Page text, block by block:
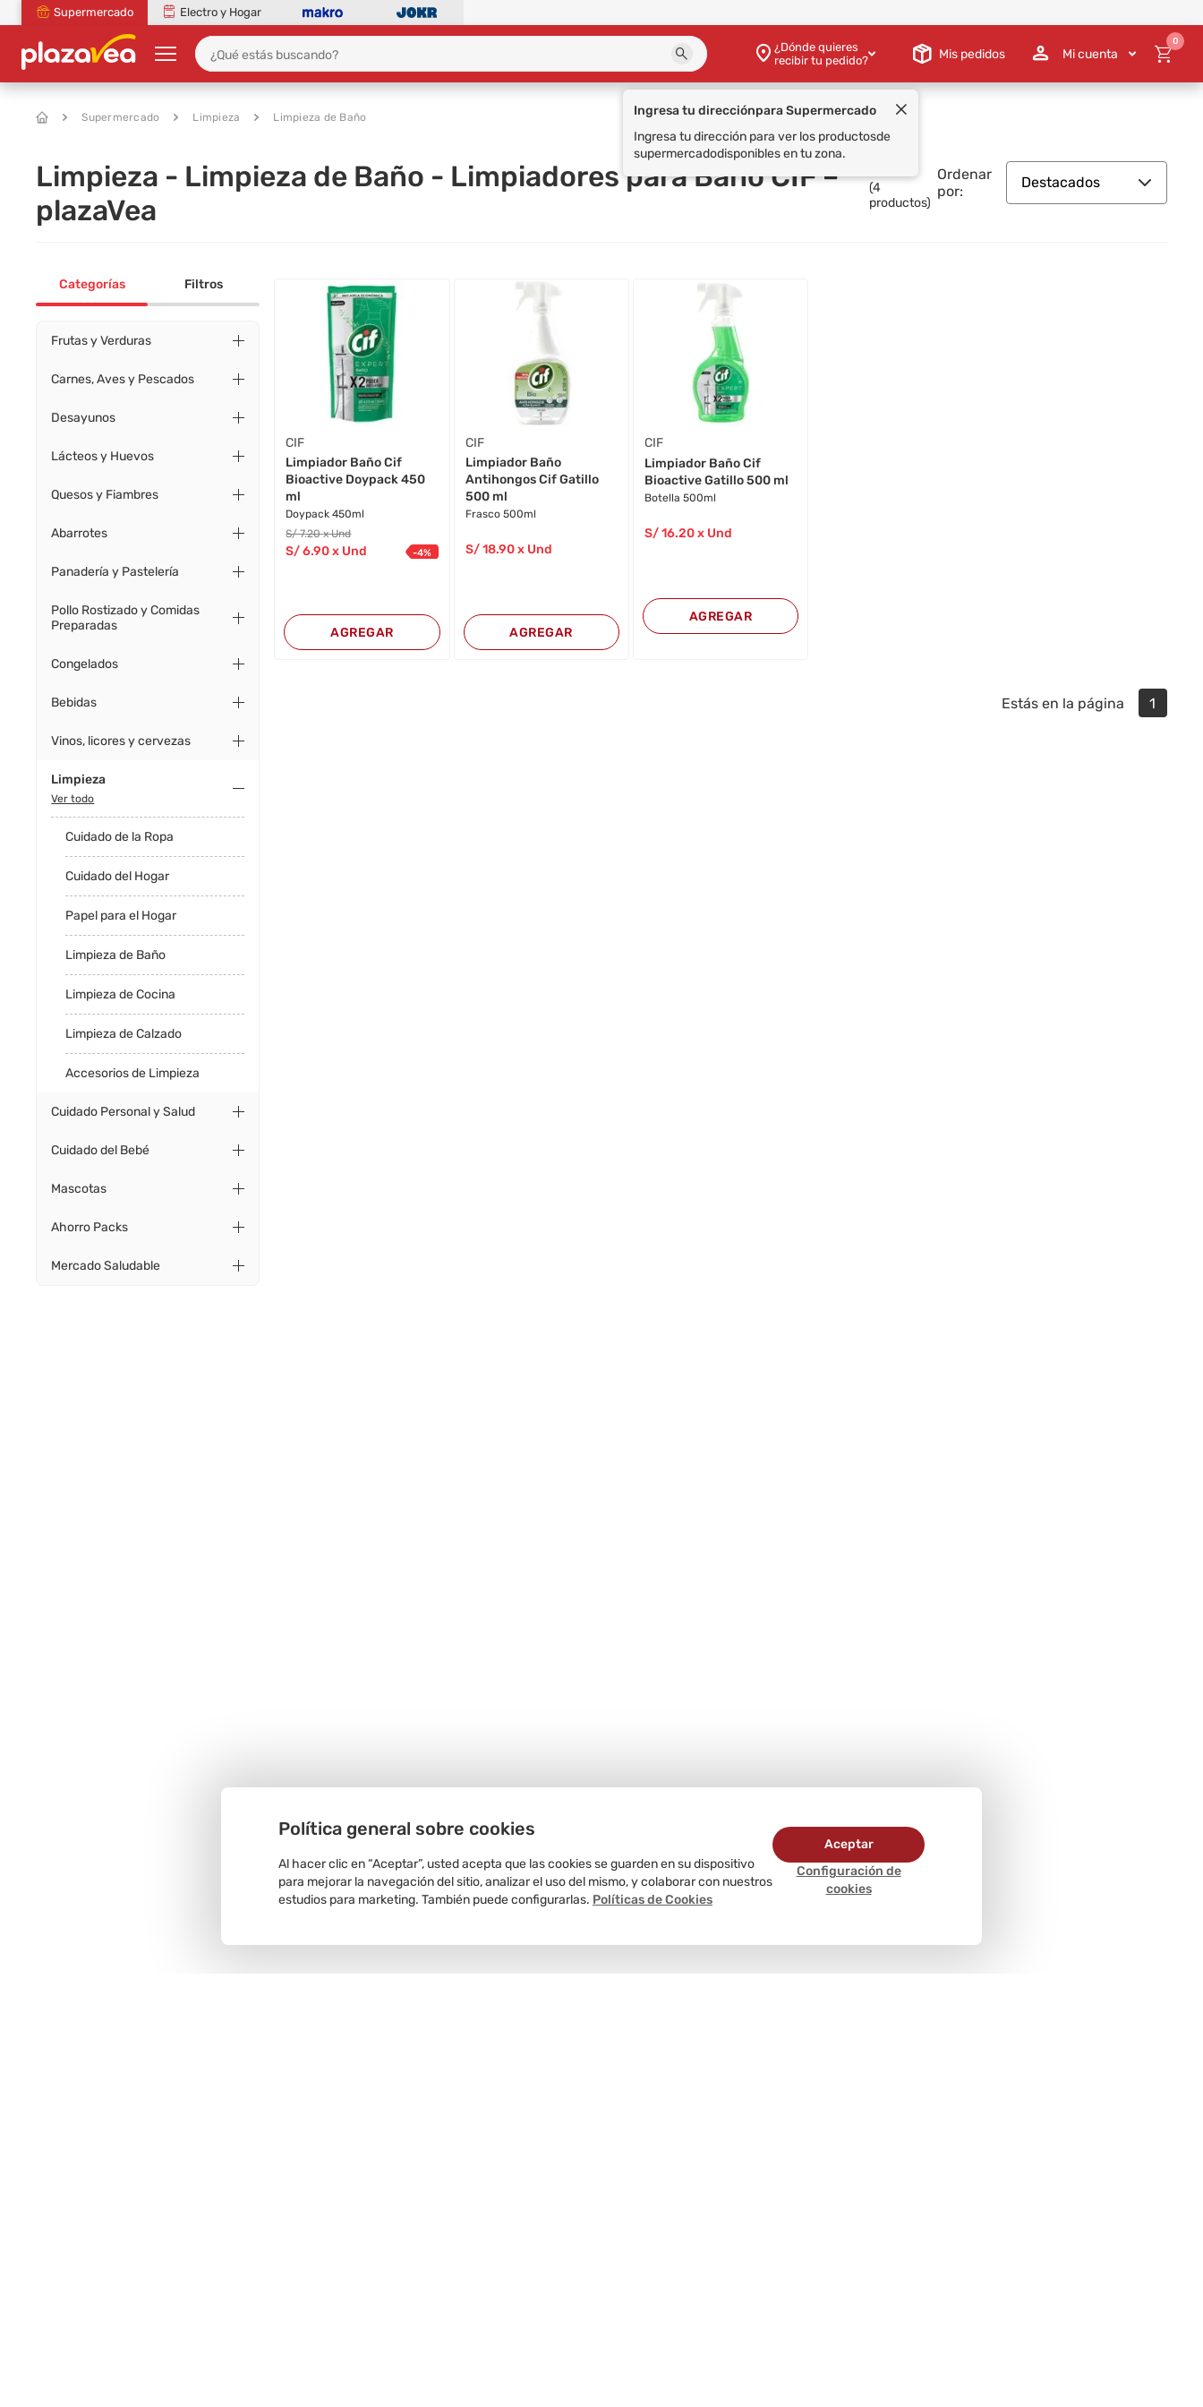
Supermercado Electro y Hogar
¿Dónde quieres
recibir tu pedido?
Mis pedidos Mi cuenta
0
Ingresa tu direcciónpara Supermercado
Ingresa tu dirección para ver los productosde
supermercadodisponibles en tu zona.
Supermercado Limpieza Limpieza de Baño
Limpieza - Limpieza de Baño - Limpiadores para Baño CIF –
plazaVea
(4
productos)
Ordenar
por:
Destacados
Categorías Filtros
Frutas y Verduras
Carnes, Aves y Pescados
Desayunos
Lácteos y Huevos
Quesos y Fiambres
Abarrotes
Panadería y Pastelería
Pollo Rostizado y Comidas
Preparadas
Congelados
Bebidas
Vinos, licores y cervezas
Limpieza
Ver todo
Cuidado de la Ropa
Cuidado del Hogar
Papel para el Hogar
Limpieza de Baño
Limpieza de Cocina
Limpieza de Calzado
Accesorios de Limpieza
Cuidado Personal y Salud
Cuidado del Bebé
Mascotas
Ahorro Packs
Mercado Saludable
CIF
Limpiador Baño Cif
Bioactive Doypack 450
ml
Doypack 450ml
S/7.20 x Und
S/6.90x Und -4%
AGREGAR
CIF
Limpiador Baño
Antihongos Cif Gatillo
500 ml
Frasco 500ml
S/18.90 x Und
AGREGAR
CIF
Limpiador Baño Cif
Bioactive Gatillo 500 ml
Botella 500ml
S/16.20x Und
AGREGAR
Estás en la página 1
Política general sobre cookies
Al hacer clic en “Aceptar”, usted acepta que las cookies se guarden en su dispositivo
para mejorar la navegación del sitio, analizar el uso del mismo, y colaborar con nuestros
estudios para marketing. También puede configurarlas. Políticas de Cookies
Configuración de
cookies
Aceptar